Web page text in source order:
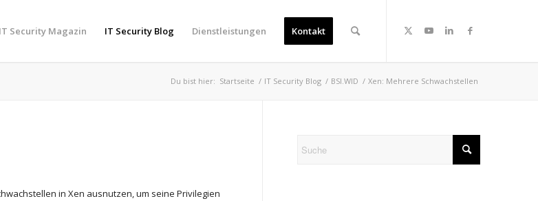
IT Security Magazin IT Security Blog Dienstleistungen Kontakt
Du bist hier: Startseite / IT Security Blog / BSI.WID / Xen: Mehrere Schwachstellen
in Xen ausnutzen, um seine Privilegien